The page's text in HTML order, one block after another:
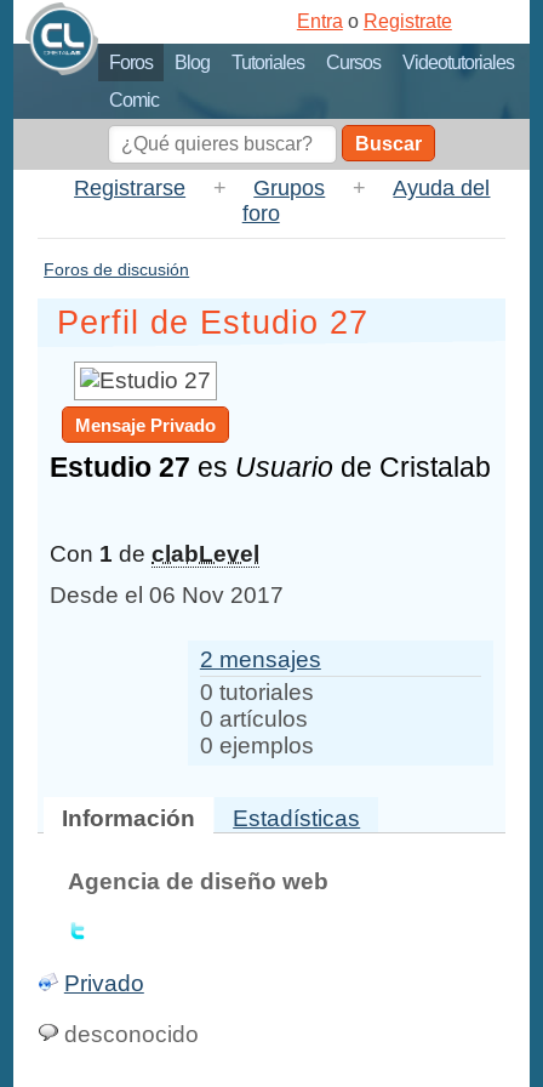
Foros Blog Tutoriales Cursos
Videotutoriales
Comic
Entra o Registrate
Buscar
Registrarse + Grupos +
Ayuda del
foro
Foros de discusión
Perfil de Estudio 27
Mensaje Privado
Estudio 27 es Usuario de Cristalab
Con 1 declabLevel
Desde el 06 Nov 2017
2 mensajes
0 tutoriales
0 artículos
0 ejemplos
Información Estadísticas
Agencia de diseño web
Privado
desconocido